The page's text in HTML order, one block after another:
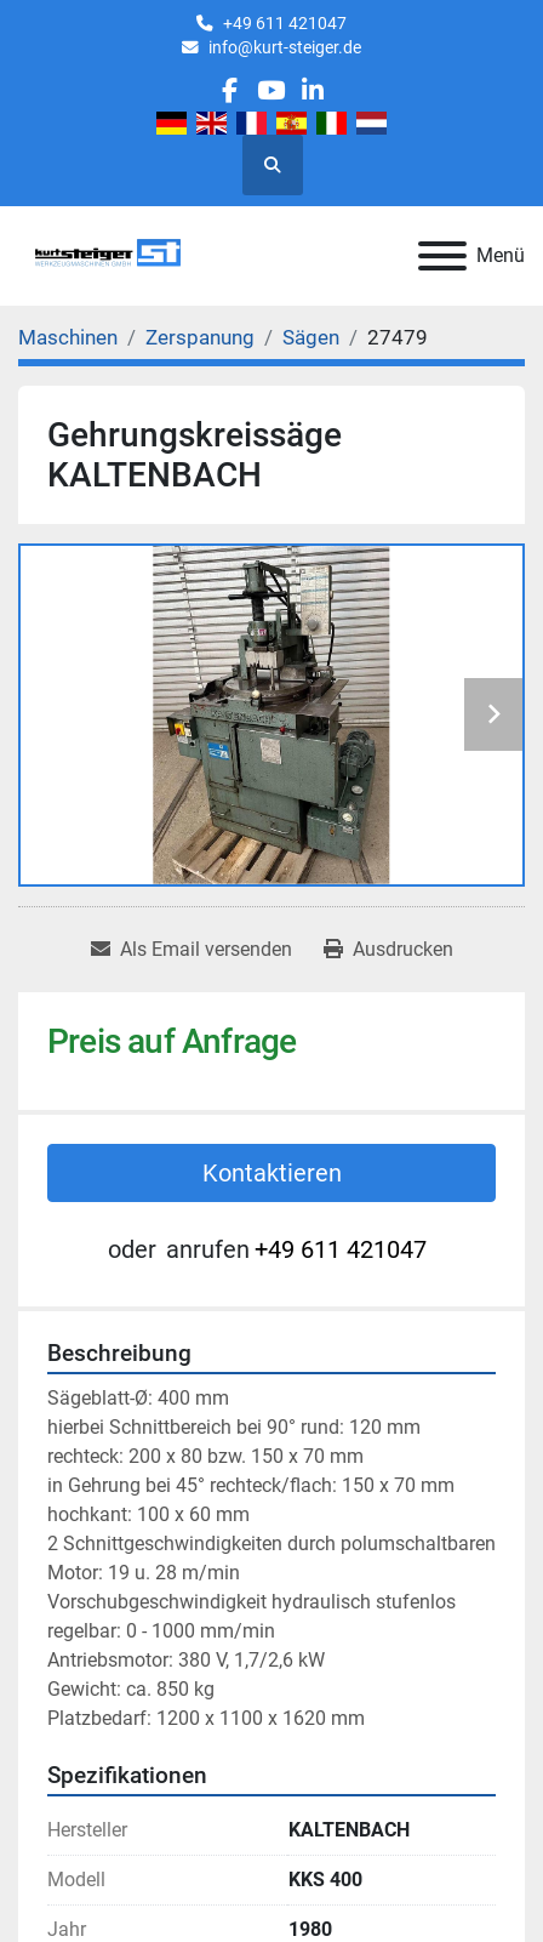
+49 611 421047
info@kurt-steiger.de
facebook
youtube
linkedin
Suche
Menü
Maschinen Zerspanung Sägen 27479
Gehrungskreissäge
KALTENBACH
Als Email versenden Ausdrucken
Preis auf Anfrage
Kontaktieren
oder anrufen +49 611 421047
Beschreibung
Sägeblatt-Ø: 400 mm
hierbei Schnittbereich bei 90° rund: 120 mm
rechteck: 200 x 80 bzw. 150 x 70 mm
in Gehrung bei 45° rechteck/flach: 150 x 70 mm
hochkant: 100 x 60 mm
2 Schnittgeschwindigkeiten durch polumschaltbaren
Motor: 19 u. 28 m/min
Vorschubgeschwindigkeit hydraulisch stufenlos
regelbar: 0 - 1000 mm/min
Antriebsmotor: 380 V, 1,7/2,6 kW
Gewicht: ca. 850 kg
Platzbedarf: 1200 x 1100 x 1620 mm
Spezifikationen
Hersteller KALTENBACH
Modell KKS 400
Jahr 1980